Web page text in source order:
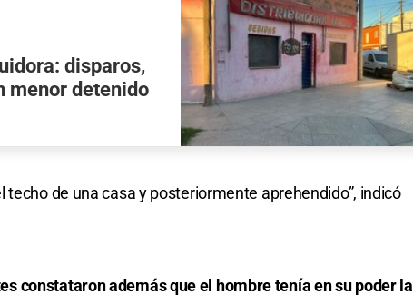
disparos,
menor detenido
techo de una casa y posteriormente aprehendido”, indicó
constataron además que el hombre tenía en su poder la